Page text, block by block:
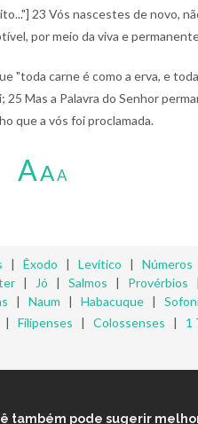
23 Vós nascestes de novo,
por meio da viva e
"toda carne é como a erva, e
25 Mas a Palavra do Senhor
que a vós foi proclamada.
AAA
| Êxodo | Levítico | Números
| Jó | Salmos | Provérbios
| Naum | Habacuque |
| Filipenses | Colossenses | 1
também pode sugerir